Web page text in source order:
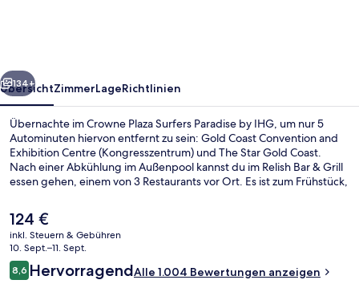
Weiter
134+
ÜbersichtZimmerLageRichtlinien
Übernachte im Crowne Plaza Surfers Paradise by IHG, um nur 5
Autominuten hiervon entfernt zu sein: Gold Coast Convention and
Exhibition Centre (Kongresszentrum) und The Star Gold Coast.
Nach einer Abkühlung im Außenpool kannst du im Relish Bar & Grill
essen gehen, einem von 3 Restaurants vor Ort. Es ist zum Frühstück,
bietet dieses Hotel im luxuriösen Stil einen Fitnessbereich, einen
Tennisplatz im Freien und 2 Bars/Lounges. Andere Reisende lieben
den Pool und das hilfsbereite Personal. Die Unterkunft ist nur einen
kurzen Fußmarsch von den öffentlichen Verkehrsmitteln entfernt:
Zur U-Bahn (Bahnhof Florida Gardens) sind es nur wenige Schritte.
Der
aktuelle
Preis
beträgt
124 €.
124 €
inkl. Steuern & Gebühren
10. Sept.–11. Sept.
Bewertungen
8,68,6 von 10.
HervorragendAlle 1.004 Bewertungen anzeigen